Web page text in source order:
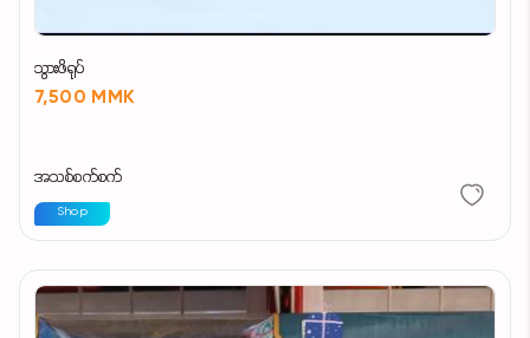
သွားဖိရုပ်
7,500 MMK
အသစ်စက်စက်
Shop